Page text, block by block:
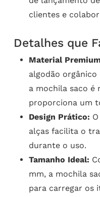
clientes e
Detalhes que
Material
algodão orgânico
a mochila saco é
proporciona um
Design Prático:
alças facilita o
durante o uso.
Tamanho Ideal:
mm, a mochila
para carregar os